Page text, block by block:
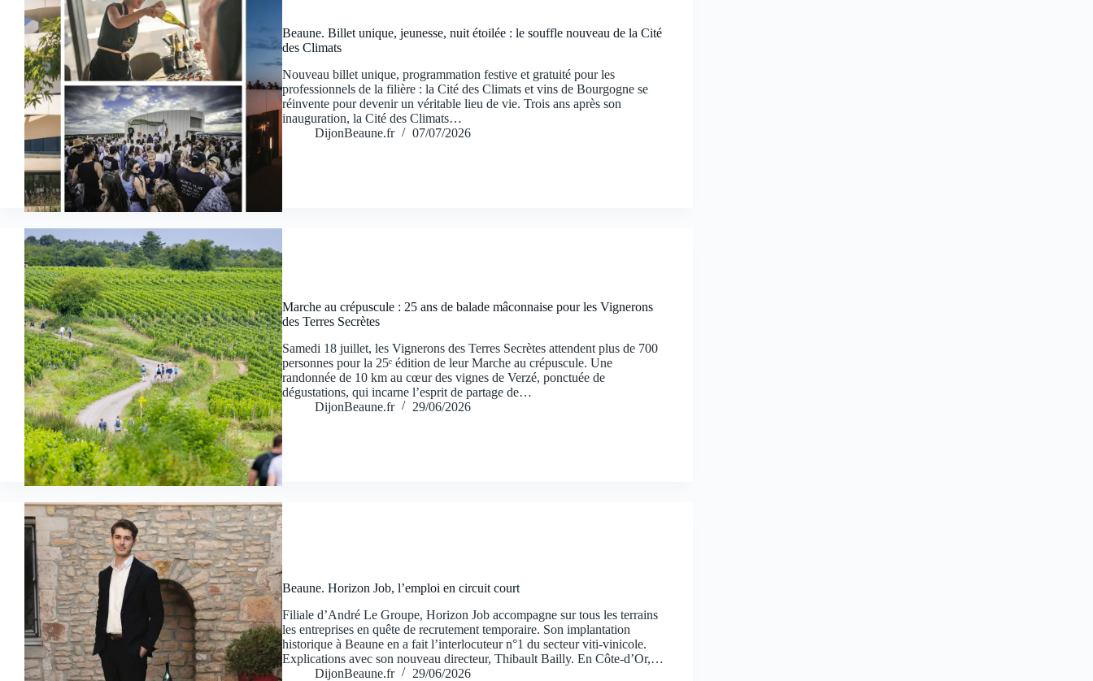
Beaune. Billet unique, jeunesse, nuit étoilée : le souffle nouveau de la Cité
des Climats
Nouveau billet unique, programmation festive et gratuité pour les
professionnels de la filière : la Cité des Climats et vins de Bourgogne se
réinvente pour devenir un véritable lieu de vie. Trois ans après son
inauguration, la Cité des Climats…
DijonBeaune.fr
07/07/2026
Marche au crépuscule : 25 ans de balade mâconnaise pour les Vignerons
des Terres Secrètes
Samedi 18 juillet, les Vignerons des Terres Secrètes attendent plus de 700
personnes pour la 25ᵉ édition de leur Marche au crépuscule. Une
randonnée de 10 km au cœur des vignes de Verzé, ponctuée de
dégustations, qui incarne l’esprit de partage de…
DijonBeaune.fr
29/06/2026
Beaune. Horizon Job, l’emploi en circuit court
Filiale d’André Le Groupe, Horizon Job accompagne sur tous les terrains
les entreprises en quête de recrutement temporaire. Son implantation
historique à Beaune en a fait l’interlocuteur n°1 du secteur viti-vinicole.
Explications avec son nouveau directeur, Thibault Bailly. En Côte-d’Or,…
DijonBeaune.fr
29/06/2026